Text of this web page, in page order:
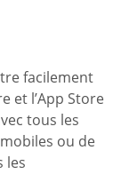
facilement
et l’App Store
tous les
ou de
les